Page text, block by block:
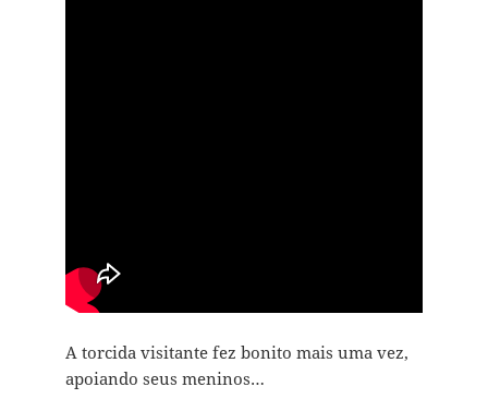
A torcida visitante fez bonito mais uma vez,
apoiando seus meninos…